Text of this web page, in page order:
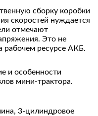
сборку коробки
скоростей нуждается
отмечают
Это не
рабочем ресурсе АКБ.
и особенности
мини-трактора.
3-цилиндровое